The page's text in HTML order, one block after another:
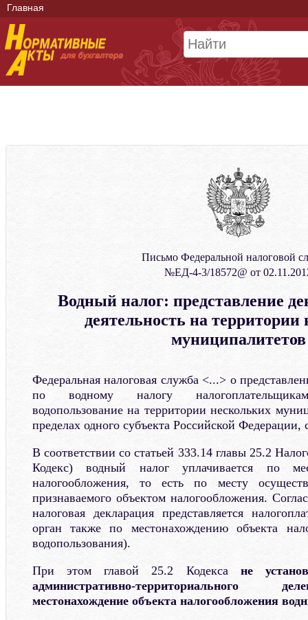
Главная
Письмо Федеральной налоговой
№ЕД-4-3/18572@ от
Водный налог: представление
деятельность на территории
муниципалитетов
Федеральная налоговая служба <...> о
по водному налогу
водопользование на территории нескольких
пределах одного субъекта Российской
В соответствии со статьей 333.14 главы 25.2
Кодекс) водный налог уплачивается по
налогообложения, то есть по месту
признаваемого объектом налогообложения.
налоговая декларация представляется
орган также по местонахождению объекта
водопользования).
При этом главой 25.2 Кодекса не
административно-территориального
местонахождение объекта налогообложения